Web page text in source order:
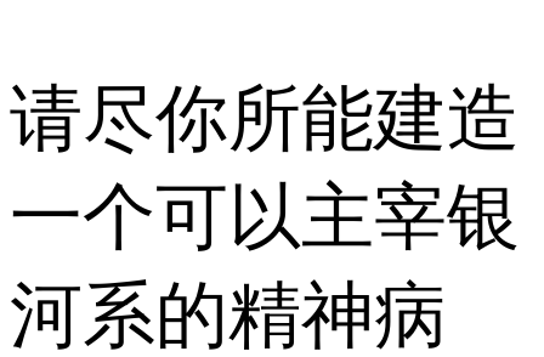
请尽你所能建造
一个可以主宰银
河系的精神病